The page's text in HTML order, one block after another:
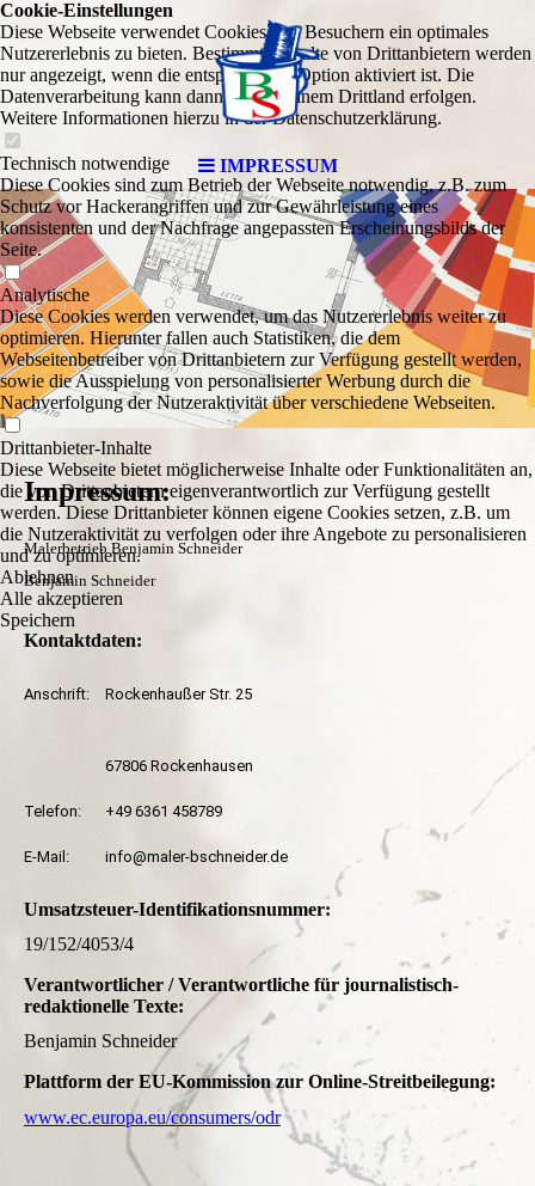
IMPRESSUM
Impressum:
Malerbetrieb Benjamin Schneider
Benjamin Schneider
Kontaktdaten:
Anschrift: Rockenhaußer Str. 25
67806 Rockenhausen
Telefon: +49 6361 458789
E-Mail: info@maler-bschneider.de
Umsatzsteuer-Identifikationsnummer:
19/152/4053/4
Verantwortlicher / Verantwortliche für journalistisch-
redaktionelle Texte:
Benjamin Schneider
Plattform der EU-Kommission zur Online-Streitbeilegung:
www.ec.europa.eu/consumers/odr
Cookie-Einstellungen
Diese Webseite verwendet Cookies, um Besuchern ein optimales
Nutzererlebnis zu bieten. Bestimmte Inhalte von Drittanbietern werden
nur angezeigt, wenn die entsprechende Option aktiviert ist. Die
Datenverarbeitung kann dann auch in einem Drittland erfolgen.
Weitere Informationen hierzu in der Datenschutzerklärung.
Technisch notwendige
Diese Cookies sind zum Betrieb der Webseite notwendig, z.B. zum
Schutz vor Hackerangriffen und zur Gewährleistung eines
konsistenten und der Nachfrage angepassten Erscheinungsbilds der
Seite.
Analytische
Diese Cookies werden verwendet, um das Nutzererlebnis weiter zu
optimieren. Hierunter fallen auch Statistiken, die dem
Webseitenbetreiber von Drittanbietern zur Verfügung gestellt werden,
sowie die Ausspielung von personalisierter Werbung durch die
Nachverfolgung der Nutzeraktivität über verschiedene Webseiten.
Drittanbieter-Inhalte
Diese Webseite bietet möglicherweise Inhalte oder Funktionalitäten an,
die von Drittanbietern eigenverantwortlich zur Verfügung gestellt
werden. Diese Drittanbieter können eigene Cookies setzen, z.B. um
die Nutzeraktivität zu verfolgen oder ihre Angebote zu personalisieren
und zu optimieren.
Ablehnen
Alle akzeptieren
Speichern